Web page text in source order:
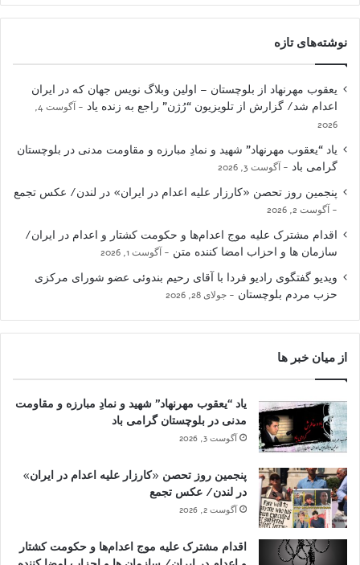
نوشته‌های تازه
یعقوب مهرنهاد از بلوچستان – اولین وبلاگ نویس جهان که در ایران
اعدام شد/ گزارش از تلویزیون “رُژن” راجع به زنده یاد
آگوست 4,
2026
یاد “یعقوب مهرنهاد” شهید و نمادِ مبارزه و مقاومت مدنی در بلوچستان
گرامی باد
آگوست 3, 2026
پنجمین روز تحصن «کارزار علیه اعدام در ایران» در لندن/ عکس تجمع
آگوست 2, 2026
اقدام مشترک علیه موج اعدام‌ها و حکومت کشتار و اعدام در ایران/
سازمان ها و احزاب امضا کننده متن
آگوست 1, 2026
ویدیو گفتگوی رادیو فردا با آقای رحیم بندوئی عضو شورای مرکزی
حزب مردم بلوچستان
جولای 28, 2026
از میان خبر ها
یاد “یعقوب مهرنهاد” شهید و نمادِ مبارزه و مقاومت
مدنی در بلوچستان گرامی باد
آگوست 3, 2026
پنجمین روز تحصن «کارزار علیه اعدام در ایران»
در لندن/ عکس تجمع
آگوست 2, 2026
اقدام مشترک علیه موج اعدام‌ها و حکومت کشتار